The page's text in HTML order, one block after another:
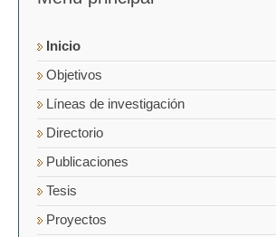
Inicio
Objetivos
Líneas de investigación
Directorio
Publicaciones
Tesis
Proyectos